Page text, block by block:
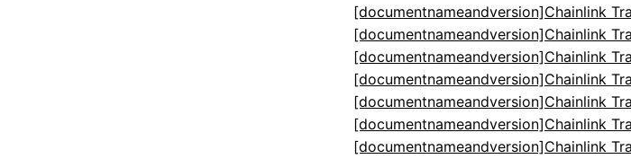
[documentnameandversion]Chainlink
[documentnameandversion]Chainlink
[documentnameandversion]Chainlink
[documentnameandversion]Chainlink
[documentnameandversion]Chainlink
[documentnameandversion]Chainlink
[documentnameandversion]Chainlink